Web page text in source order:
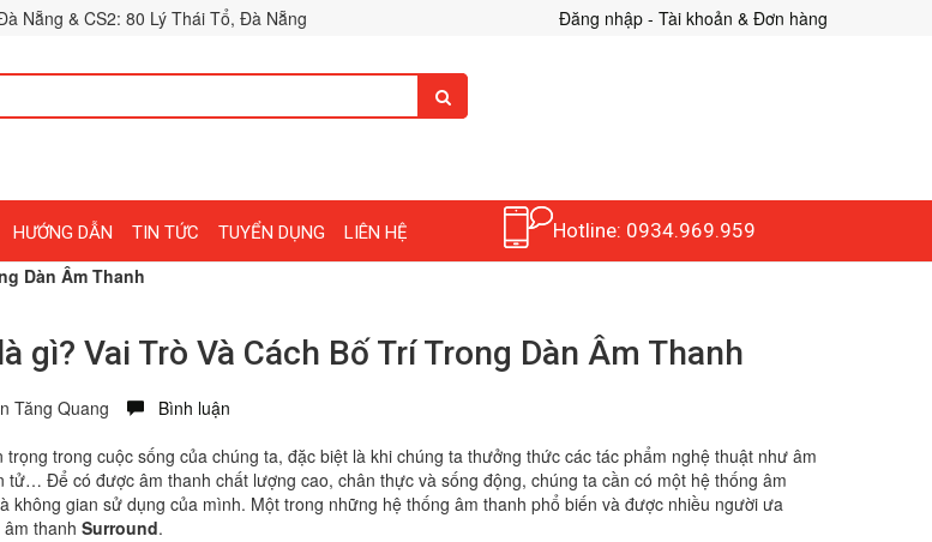
Nẵng & CS2: 80 Lý Thái Tổ, Đà Nẵng Đăng nhập - Tài khoản & Đơn hàng
HƯỚNG DẪN TIN TỨC TUYỂN DỤNG LIÊN HỆ
Hotline: 0934.969.959
Dàn Âm Thanh
gì? Vai Trò Và Cách Bố Trí Trong Dàn Âm Thanh
Quang
Bình luận
trong cuộc sống của chúng ta, đặc biệt là khi chúng ta thưởng thức các tác phẩm nghệ thuật như âm
tử… Để có được âm thanh chất lượng cao, chân thực và sống động, chúng ta cần có một hệ thống âm
không gian sử dụng của mình. Một trong những hệ thống âm thanh phổ biến và được nhiều người ưa
thanh Surround.